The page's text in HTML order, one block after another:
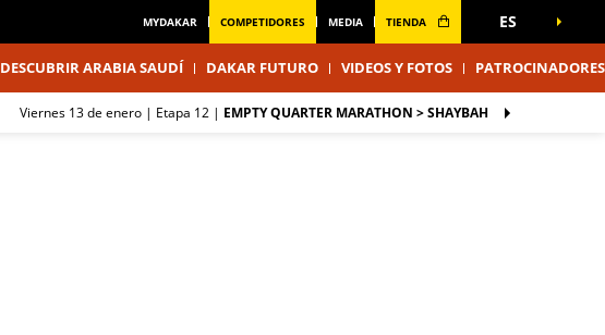
MYDAKAR COMPETIDORES MEDIA TIENDA ES
DESCUBRIR ARABIA SAUDÍ DAKAR FUTURO VIDEOS Y FOTOS PATROCINADORES
viernes 13 de enero | Etapa 12 | EMPTY QUARTER MARATHON > SHAYBAH